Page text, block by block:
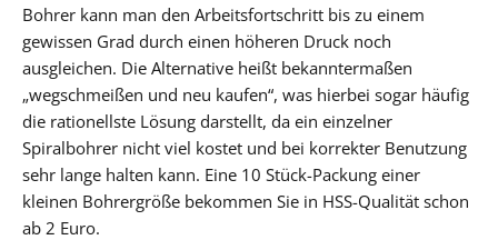
Bohrer kann man den Arbeitsfortschritt bis zu einem
gewissen Grad durch einen höheren Druck noch
ausgleichen. Die Alternative heißt bekanntermaßen
„wegschmeißen und neu kaufen“, was hierbei sogar häufig
die rationellste Lösung darstellt, da ein einzelner
Spiralbohrer nicht viel kostet und bei korrekter Benutzung
sehr lange halten kann. Eine 10 Stück-Packung einer
kleinen Bohrergröße bekommen Sie in HSS-Qualität schon
ab 2 Euro.